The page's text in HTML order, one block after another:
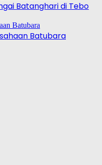
Batanghari di Tebo
Batubara